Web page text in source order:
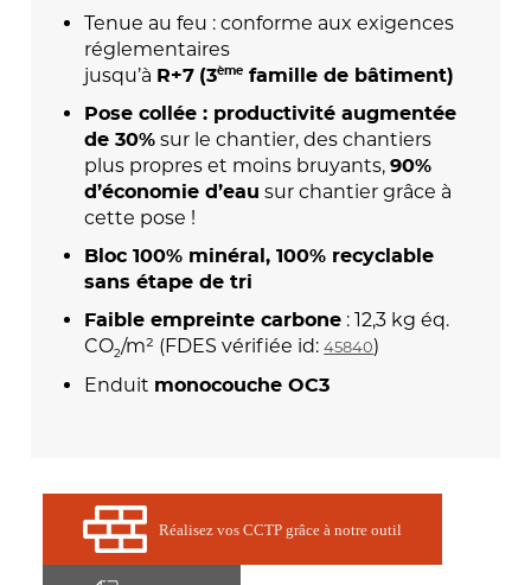
Tenue au feu : conforme aux exigences
réglementaires
jusqu’à R+7 (3ème famille de bâtiment)
Pose collée : productivité augmentée
de 30% sur le chantier, des chantiers
plus propres et moins bruyants,90%
d’économie d’eau sur chantier grâce à
cette pose !
Bloc 100% minéral, 100% recyclable
sans étape de tri
Faible empreinte carbone : 12,3 kg éq.
CO2/m² (FDES vérifiée id:45840)
Enduit monocouche OC3
Réalisez vos CCTP grâce à notre outil